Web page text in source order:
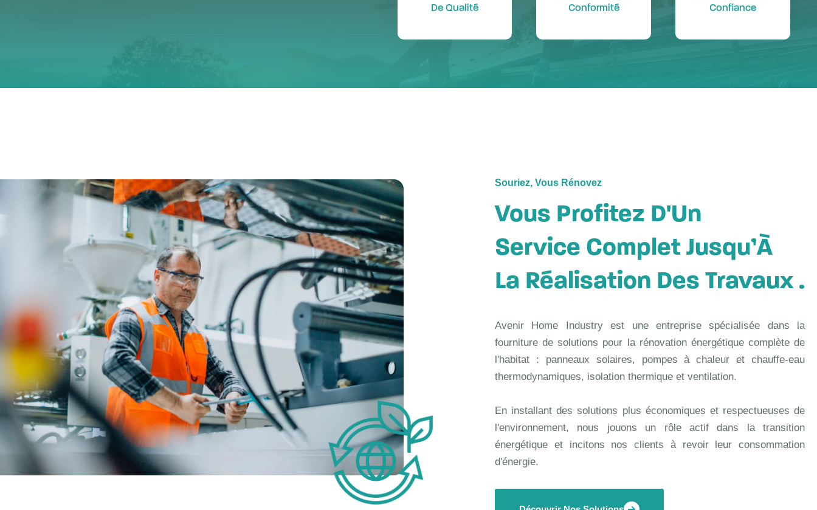
De Qualité
Conformité
Confiance
Souriez, Vous Rénovez
Vous Profitez D'Un
Service Complet Jusqu’À
La Réalisation Des Travaux .
Avenir Home Industry est une entreprise spécialisée dans la
fourniture de solutions pour la rénovation énergétique complète de
l'habitat : panneaux solaires, pompes à chaleur et chauffe-eau
thermodynamiques, isolation thermique et ventilation.
En installant des solutions plus économiques et respectueuses de
l'environnement, nous jouons un rôle actif dans la transition
énergétique et incitons nos clients à revoir leur consommation
d'énergie.